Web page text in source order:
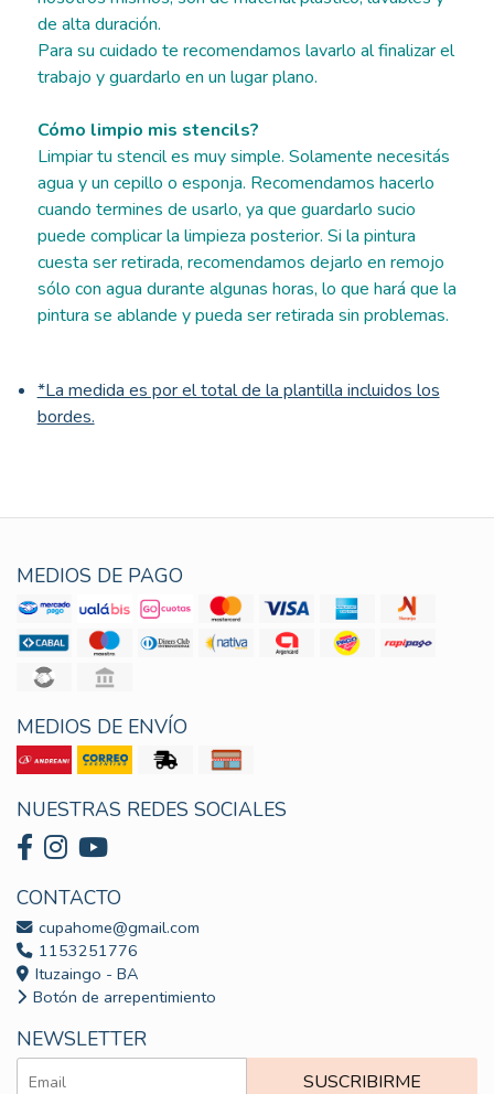
de alta duración.
Para su cuidado te recomendamos lavarlo al finalizar el
trabajo y guardarlo en un lugar plano.
Cómo limpio mis stencils?
Limpiar tu stencil es muy simple. Solamente necesitás
agua y un cepillo o esponja. Recomendamos hacerlo
cuando termines de usarlo, ya que guardarlo sucio
puede complicar la limpieza posterior. Si la pintura
cuesta ser retirada, recomendamos dejarlo en remojo
sólo con agua durante algunas horas, lo que hará que la
pintura se ablande y pueda ser retirada sin problemas.
*La medida es por el total de la plantilla incluidos los
bordes.
MEDIOS DE PAGO
MEDIOS DE ENVÍO
NUESTRAS REDES SOCIALES
CONTACTO
cupahome@gmail.com
1153251776
Ituzaingo - BA
Botón de arrepentimiento
NEWSLETTER
SUSCRIBIRME